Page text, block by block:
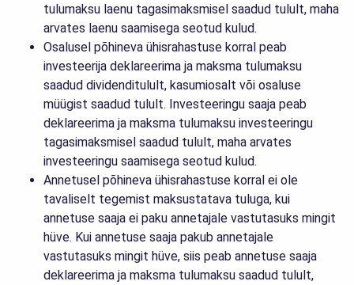
tulumaksu laenu tagasimaksmisel saadud tulult, maha
arvates laenu saamisega seotud kulud.
Osalusel põhineva ühisrahastuse korral peab
investeerija deklareerima ja maksma tulumaksu
saadud dividenditulult, kasumiosalt või osaluse
müügist saadud tulult. Investeeringu saaja peab
deklareerima ja maksma tulumaksu investeeringu
tagasimaksmisel saadud tulult, maha arvates
investeeringu saamisega seotud kulud.
Annetusel põhineva ühisrahastuse korral ei ole
tavaliselt tegemist maksustatava tuluga, kui
annetuse saaja ei paku annetajale vastutasuks mingit
hüve. Kui annetuse saaja pakub annetajale
vastutasuks mingit hüve, siis peab annetuse saaja
deklareerima ja maksma tulumaksu saadud tulult,